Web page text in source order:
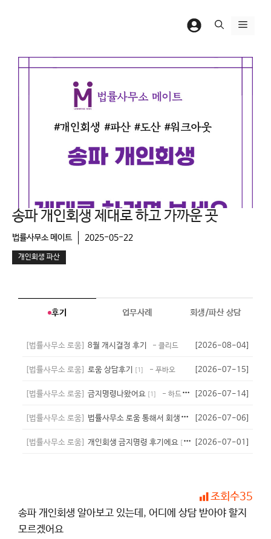
메
송파 개인회생 제대로 하고 가까운 곳
법률사무소 메이트 2025-05-22
개인회생 파산
후기 업무사례 회생/파산 상담
[법률사무소 로움] 8월 개시결정 후기 - 클리드 [2026-08-04]
[법률사무소 로움] 로움 상담후기 [1 ] - 푸바오 [2026-07-15]
[법률사무소 로움] 금지명령나왔어요 [1 ] - 하드타임 [2026-07-14]
[법률사무소 로움] 법률사무소 로움 통해서 회생성공 [1] - 하이
[2026-07-06]
[법률사무소 로움] 개인회생 금지명령 후기에요 [1] - 라라크로포드
[2026-07-01]
조회수35
송파 개인회생 알아보고 있는데, 어디에 상담 받아야 할지
모르겠어요